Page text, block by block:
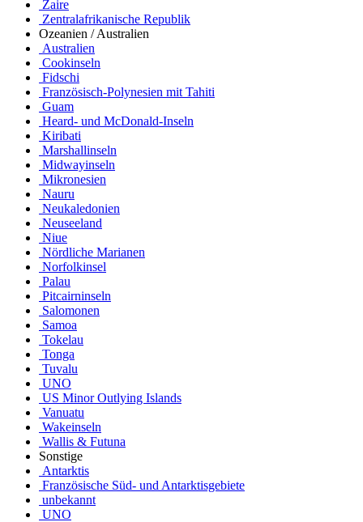
Zaire
Zentralafrikanische Republik
Ozeanien / Australien
Australien
Cookinseln
Fidschi
Französisch-Polynesien mit Tahiti
Guam
Heard- und McDonald-Inseln
Kiribati
Marshallinseln
Midwayinseln
Mikronesien
Nauru
Neukaledonien
Neuseeland
Niue
Nördliche Marianen
Norfolkinsel
Palau
Pitcairninseln
Salomonen
Samoa
Tokelau
Tonga
Tuvalu
UNO
US Minor Outlying Islands
Vanuatu
Wakeinseln
Wallis & Futuna
Sonstige
Antarktis
Französische Süd- und Antarktisgebiete
unbekannt
UNO